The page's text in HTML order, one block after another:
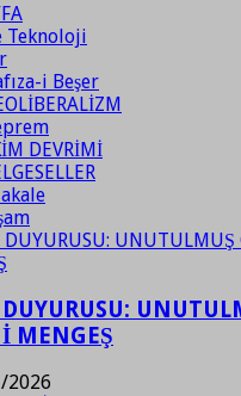
Teknoloji
i Beşer
DEVRİMİ
DUYURUSU:
MENGEŞ
2026